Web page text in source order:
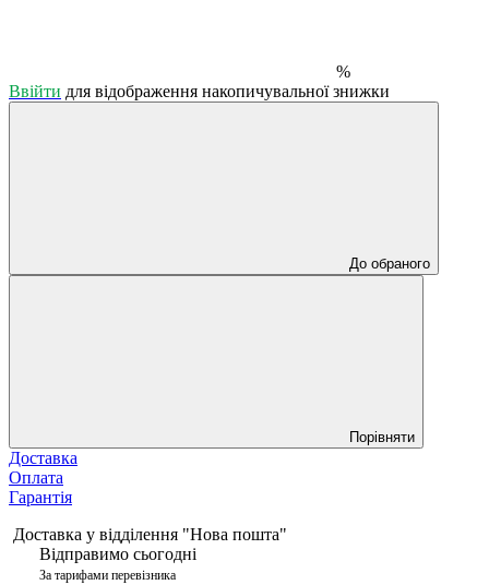
%
Ввійти для відображення накопичувальної знижки
До обраного
Порівняти
Доставка
Оплата
Гарантія
Доставка у відділення "Нова пошта"
Відправимо сьогодні
За тарифами перевізника